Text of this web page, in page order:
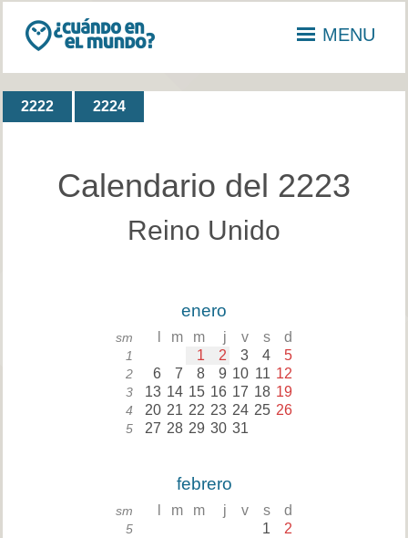
MENU
2222 2224
Calendario del 2223
Reino Unido
enero
sm m m j v s d
1 1 2 3 4 5
2 6 7 8 9 10 11 12
3 13 14 15 16 17 18 19
4 20 21 22 23 24 25 26
5 27 28 29 30 31
febrero
sm m m j v s d
5 1 2